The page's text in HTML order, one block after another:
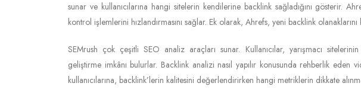
sunar ve kullanıcılarına hangi sitelerin kendilerine backlink sağladığını gösterir.
kontrol işlemlerini hızlandırmasını sağlar. Ek olarak, Ahrefs, yeni backlink
SEMrush çok çeşitli SEO analiz araçları sunar. Kullanıcılar, yarışmacı
geliştirme imkânı bulurlar. Backlink analizi nasıl yapılır konusunda rehberlik eden
kullanıcılarına, backlink’lerin kalitesini değerlendirirken hangi metriklerin dikkate